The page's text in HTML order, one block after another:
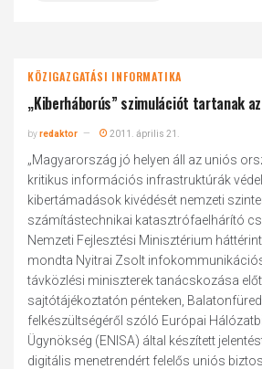
KÖZIGAZGATÁSI INFORMATIKA
„Kiberháborús” szimulációt tartanak
byredaktor 2011. április 21.
„Magyarország jó helyen áll az uniós
kritikus információs infrastruktúrák
kibertámadások kivédését nemzeti
számítástechnikai katasztrófaelhárító
Nemzeti Fejlesztési Minisztérium
mondta Nyitrai Zsolt
távközlési miniszterek tanácskozása
sajtótájékoztatón pénteken,
felkészültségéről szóló Európai
Ügynökség (ENISA) által készített
digitális menetrendért felelős uniós